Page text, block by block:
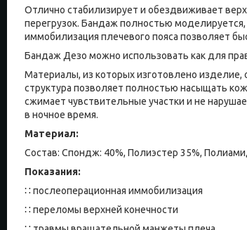
Отлично стабилизирует и обездвиживает
перегрузок. Бандаж полностью
иммобилизация плечевого пояса позволяет
Бандаж Дезо можно использовать как для
Материалы, из которых изготовлено изделие,
структура позволяет полностью насыщать
сжимает чувствительные участки и не
в ночное время.
Материал:
Состав: Спондж: 40%, Полиэстер 35%,
Показания:
∷ послеоперационная иммобилизация
∷ переломы верхней конечности